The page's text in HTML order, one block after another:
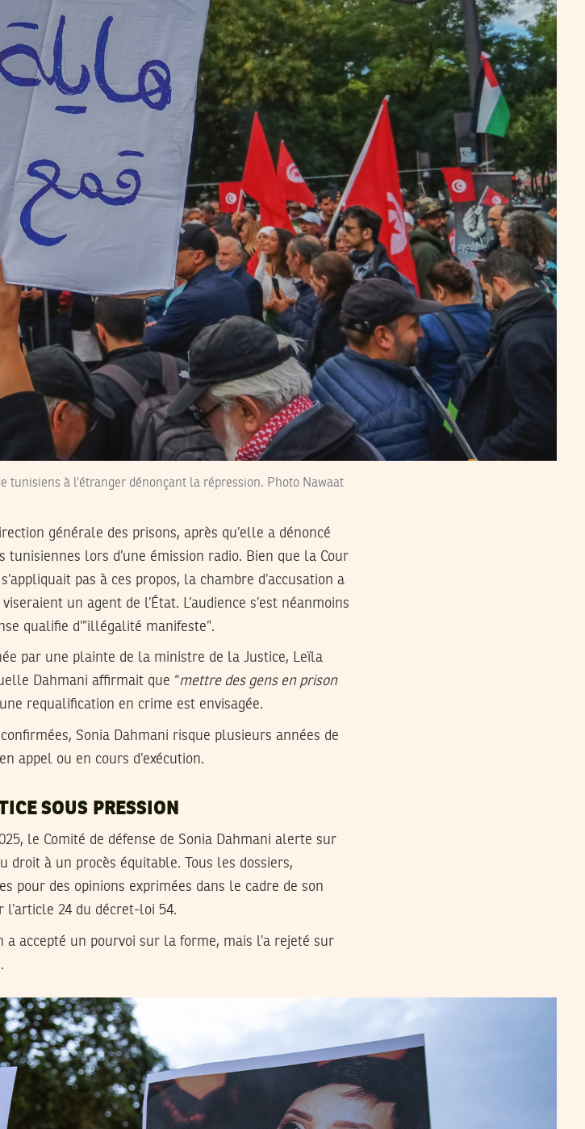
tunisiens à l’étranger dénonçant la répression. Photo Nawaat
générale des prisons, après qu’elle a dénoncé
lors d’une émission radio. Bien que la Cour
pas à ces propos, la chambre d’accusation a
un agent de l’État. L’audience s’est néanmoins
qualifie d’”illégalité manifeste”.
par une plainte de la ministre de la Justice, Leïla
Dahmani affirmait que “mettre des gens en prison
requalification en crime est envisagée.
Sonia Dahmani risque plusieurs années de
appel ou en cours d’exécution.
SOUS PRESSION
le Comité de défense de Sonia Dahmani alerte sur
droit à un procès équitable. Tous les dossiers,
pour des opinions exprimées dans le cadre de son
24 du décret-loi 54.
a accepté un pourvoi sur la forme, mais l’a rejeté sur